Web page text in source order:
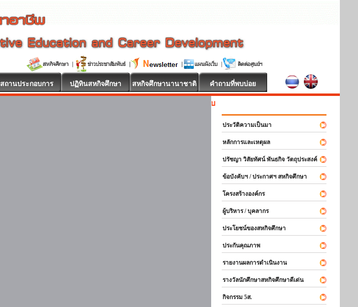
สถานประกอบการ ปฏิทินสหกิจศึกษา สหกิจศึกษานานาชาติ คำถามที่พบบ่อย
ประวัติความเป็นมา
หลักการและเหตุผล
ปรัชญา วิสัยทัศน์ พันธกิจ วัตถุประสงค์
ข้อบังคับฯ / ประกาศฯ สหกิจศึกษา
โครงสร้างองค์กร
ผู้บริหาร / บุคลากร
ประโยชน์ของสหกิจศึกษา
ประกันคุณภาพ
รายงานผลการดำเนินงาน
รางวัลนักศึกษาสหกิจศึกษาดีเด่น
กิจกรรม 5ส.